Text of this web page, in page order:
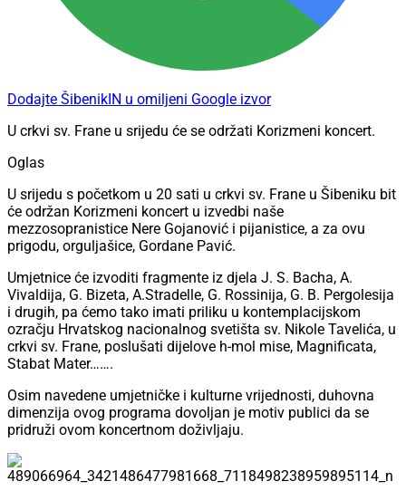
Dodajte ŠibenikIN u omiljeni Google izvor
U crkvi sv. Frane u srijedu će se održati Korizmeni koncert.
Oglas
U srijedu s početkom u 20 sati u crkvi sv. Frane u Šibeniku bit
će održan Korizmeni koncert u izvedbi naše
mezzosopranistice Nere Gojanović i pijanistice, a za ovu
prigodu, orguljašice, Gordane Pavić.
Umjetnice će izvoditi fragmente iz djela J. S. Bacha, A.
Vivaldija, G. Bizeta, A.Stradelle, G. Rossinija, G. B. Pergolesija
i drugih, pa ćemo tako imati priliku u kontemplacijskom
ozračju Hrvatskog nacionalnog svetišta sv. Nikole Tavelića, u
crkvi sv. Frane, poslušati dijelove h-mol mise, Magnificata,
Stabat Mater…….
Osim navedene umjetničke i kulturne vrijednosti, duhovna
dimenzija ovog programa dovoljan je motiv publici da se
pridruži ovom koncertnom doživljaju.